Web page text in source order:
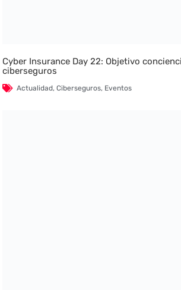
Cyber Insurance Day 22: Objetivo
ciberseguros
Actualidad,Ciberseguros, Eventos